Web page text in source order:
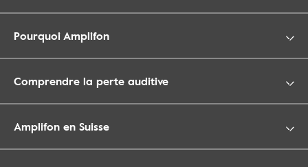
Pourquoi Amplifon
Comprendre la perte auditive
Amplifon en Suisse